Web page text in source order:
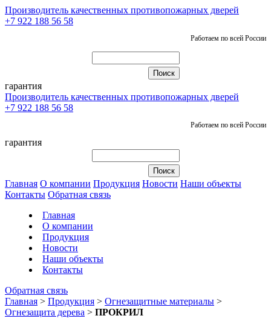
Производитель качественных противопожарных дверей
+7 922 188 56 58
Работаем по всей России
гарантия
Производитель качественных противопожарных дверей
+7 922 188 56 58
Работаем по всей России
гарантия
Главная О компании Продукция Новости Наши объекты
Контакты Обратная связь
Главная
О компании
Продукция
Новости
Наши объекты
Контакты
Обратная связь
Главная > Продукция > Огнезащитные материалы >
Огнезащита дерева > ПРОКРИЛ